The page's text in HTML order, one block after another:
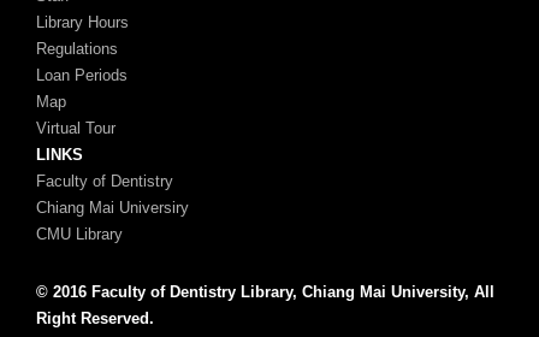
Library Hours
Regulations
Loan Periods
Map
Virtual Tour
LINKS
Faculty of Dentistry
Chiang Mai Universiry
CMU Library
© 2016 Faculty of Dentistry Library, Chiang Mai University, All
Right Reserved.